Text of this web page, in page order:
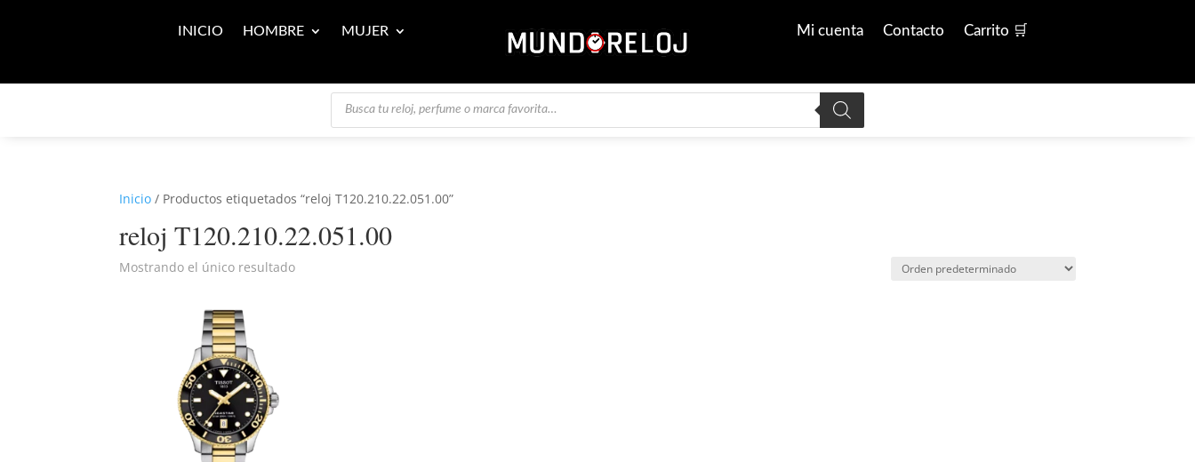
INICIO HOMBRE MUJER Mi cuenta Contacto Carrito 🛒
Búsqueda
productos
Inicio / Productos etiquetados “reloj T120.210.22.051.00”
reloj T120.210.22.051.00
Mostrando el único resultado